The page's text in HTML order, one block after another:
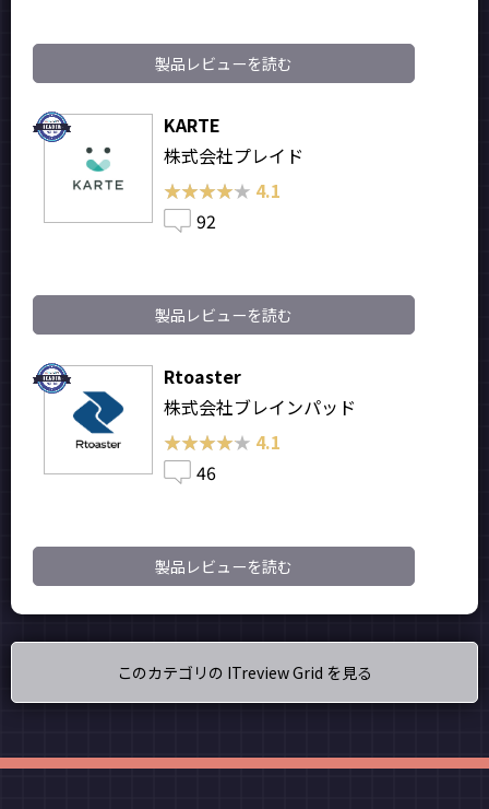
製品レビューを読む
KARTE
株式会社プレイド
★★★★★
★★★★★ 4.1
92
製品レビューを読む
Rtoaster
株式会社ブレインパッド
★★★★★
★★★★★ 4.1
46
製品レビューを読む
このカテゴリの ITreview Grid を見る